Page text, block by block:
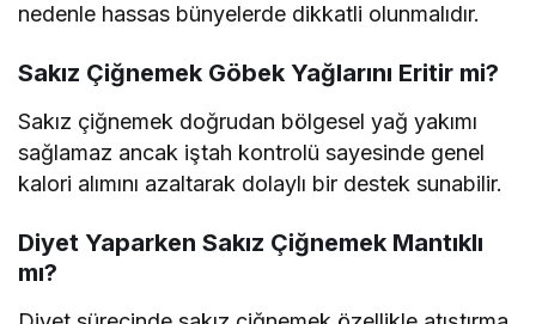
nedenle hassas bünyelerde dikkatli olunmalıdır.
Sakız Çiğnemek Göbek Yağlarını Eritir mi?
Sakız çiğnemek doğrudan bölgesel yağ yakımı
sağlamaz ancak iştah kontrolü sayesinde genel
kalori alımını azaltarak dolaylı bir destek sunabilir.
Diyet Yaparken Sakız Çiğnemek Mantıklı
mı?